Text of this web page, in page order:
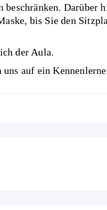
Darüber
bis Sie den
der Aula.
auf ein